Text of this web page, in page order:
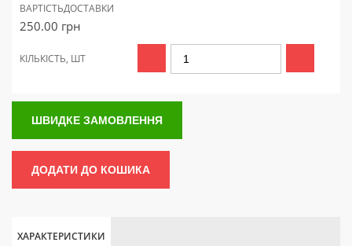
ВАРТІСТЬДОСТАВКИ
250.00 грн
КІЛЬКІСТЬ, ШТ
ШВИДКЕ ЗАМОВЛЕННЯ
ДОДАТИ ДО КОШИКА
ХАРАКТЕРИСТИКИ